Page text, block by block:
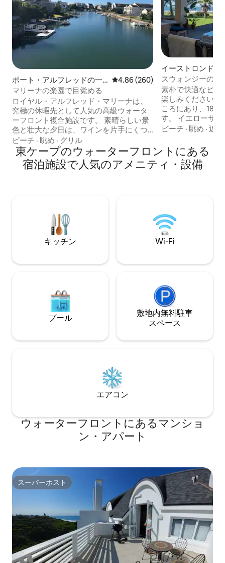
ポート・アルフレッドの一
軒家
レビュー260件、5つ星中4.86つ
4.86 (260)
マリーナの楽園で目覚める
ロイヤル・アルフレッド・マリーナは、
究極の休暇先として人気の高級ウォータ
ーフロント複合施設です。 素晴らしい景
色と壮大な夕日は、ワインを片手にくつ
ろぐのに最適な環境を作り出します。 正
面の芝生からボートやバージが通り過ぎ
るのを眺めることができます。 運河に面
した専用パティオでバーベキューをお楽
和と静けさを楽しみましょう。 プールと
エンターテイメントエリア、全天候型テ
ニスコートとスカッシュコートは、住民
とゲスト専用で、正面玄関の近くにあり
アクセスは単一のアクセス制御ゲートウ
リティパトロールもあります。 家にはソ
ーラーパネルがあります。
ビーチ · 眺め · グリル
イーストロンドン
スウォンジーのビ
素朴で快適なビー
楽しみください。
ころにあり、180
す。 イエローサンズビーチに近く、素晴
らしいロックフ
素晴らしいです。 この家には、オープン
プランのキッチ
ります。 主寝室
ビーチ · 眺め ·近隣
東ケープのウォーターフロントにある
宿泊施設で人気のアメニティ・設備
キッチン Wi-Fi
プール
敷地内無料駐⁠車
ス⁠ペ⁠ー⁠ス
エアコン
ウォーターフロントにあるマンショ
ン・アパート
スーパーホスト
スーパーホスト